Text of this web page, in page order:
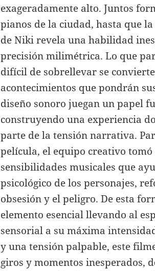
exageradamente alto. Juntos
pianos de la ciudad, hasta que
de Niki revela una habilidad
precisión milimétrica. Lo que
difícil de sobrellevar se
acontecimientos que pondrán
diseño sonoro juegan un papel
construyendo una experiencia
parte de la tensión narrativa.
película, el equipo creativo
sensibilidades musicales que
psicológico de los personajes,
obsesión y el peligro. De esta
elemento esencial llevando al
sensorial a su máxima
y una tensión palpable, este
giros y momentos inesperados,